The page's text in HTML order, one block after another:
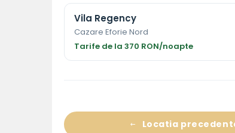
Vila Regency
Cazare Eforie Nord
Tarife de la 370 RON/noapte
Locatia